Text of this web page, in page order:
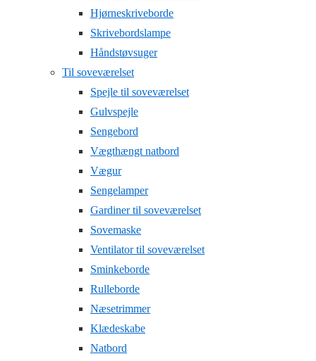
Hjørneskriveborde
Skrivebordslampe
Håndstøvsuger
Til soveværelset
Spejle til soveværelset
Gulvspejle
Sengebord
Vægthængt natbord
Vægur
Sengelamper
Gardiner til soveværelset
Sovemaske
Ventilator til soveværelset
Sminkeborde
Rulleborde
Næsetrimmer
Klædeskabe
Natbord